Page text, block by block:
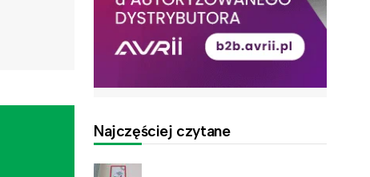
Najczęściej czytane